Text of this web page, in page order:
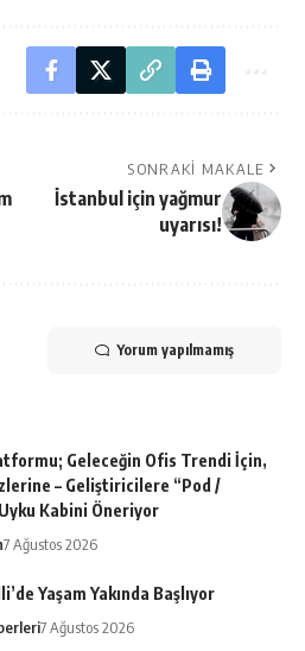
SONRAKI MAKALE
İstanbul için yağmur
uyarısı!
Yorum yapılmamış
Geleceğin Ofis Trendi İçin,
– Geliştiricilere “Pod /
Kabini Öneriyor
7 Ağustos 2026
Yaşam Yakında Başlıyor
7 Ağustos 2026